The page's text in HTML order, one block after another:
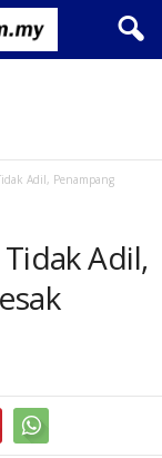
Adil, Penampang
Adil,